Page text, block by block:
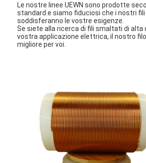
Le nostre linee UEWN sono prodotte
standard.e siamo fiduciosi che i nostri fili
soddisferanno le vostre esigenze.
Se siete alla ricerca di fili smaltati di alta
vostra applicazione elettrica, il nostro filo
migliore per voi.